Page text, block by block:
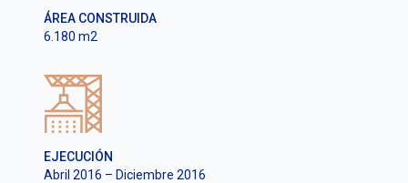
ÁREA CONSTRUIDA
6.180 m2
EJECUCIÓN
Abril 2016 – Diciembre 2016